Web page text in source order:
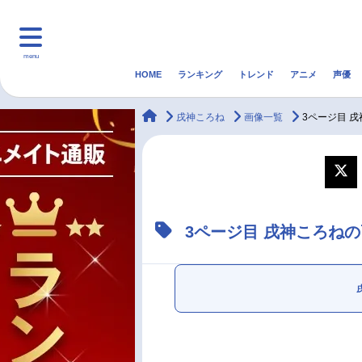
menu
マンガ・ラノベ 音楽
アニメ記事一覧
声優記事一覧
HOME ランキング トレンド アニメ 声優
animateTimes
戌神ころね 画像一覧 3ページ目 戌
3ページ目 戌神ころね